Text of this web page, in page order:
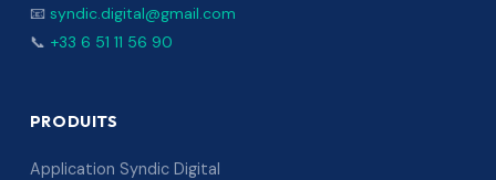
📧 syndic.digital@gmail.com
📞 +33 6 51 11 56 90
PRODUITS
Application Syndic Digital